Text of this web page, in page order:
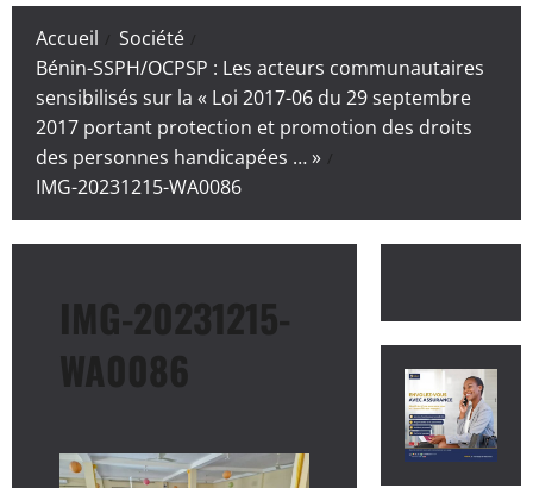
Accueil
Société
Bénin-SSPH/OCPSP : Les acteurs communautaires
sensibilisés sur la « Loi 2017-06 du 29 septembre
2017 portant protection et promotion des droits
des personnes handicapées … »
IMG-20231215-WA0086
IMG-20231215-
WA0086